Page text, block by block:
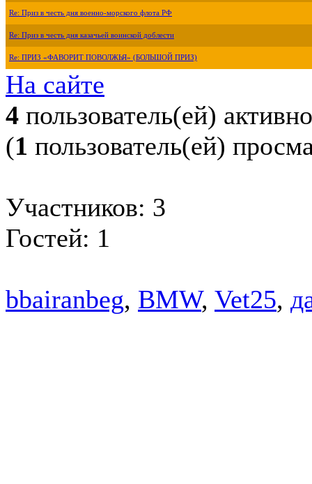
Re: Приз в честь дня военно-морского флота РФ
Re: Приз в честь дня казачьей воинской доблести
Re: ПРИЗ «ФАВОРИТ ПОВОЛЖЬЯ» (БОЛЬШОЙ ПРИЗ)
На сайте
4 пользователь(ей) активно
(1 пользователь(ей)
Участников: 3
Гостей: 1
bbairanbeg, BMW, Vet25,